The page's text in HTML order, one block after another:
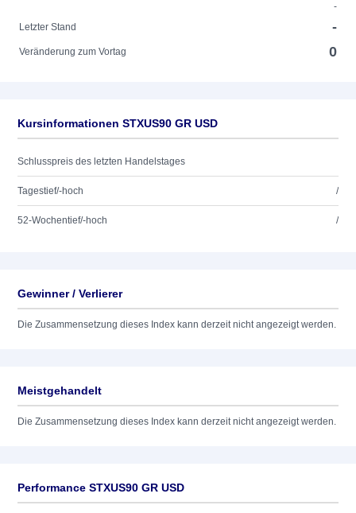
-
Letzter Stand
-
Veränderung zum Vortag 0
Kursinformationen STXUS90 GR USD
Schlusspreis des letzten Handelstages
Tagestief/-hoch /
52-Wochentief/-hoch /
Gewinner / Verlierer
Die Zusammensetzung dieses Index kann derzeit nicht angezeigt werden.
Meistgehandelt
Die Zusammensetzung dieses Index kann derzeit nicht angezeigt werden.
Performance STXUS90 GR USD